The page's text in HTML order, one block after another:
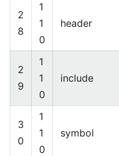
2
8
1
1
0
header
2
9
1
1
0
include
3
0
1
1
0
symbol